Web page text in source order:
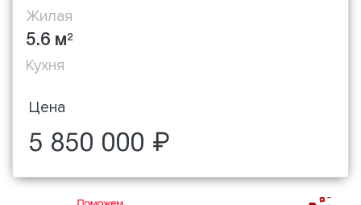
Жилая
5.6 м2
Кухня
Цена
5 850 000 ₽